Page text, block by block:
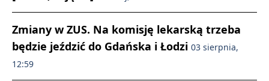
Zmiany w ZUS. Na komisję lekarską trzeba
będzie jeździć do Gdańska i Łodzi 03 sierpnia,
12:59